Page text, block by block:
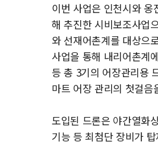
이번 사업은 인천시와 옹
해 추진한 시비보조사업
와 선재어촌계를 대상으
사업을 통해 내리어촌계
등 총 3기의 어장관리용
마트 어장 관리의 첫걸음
도입된 드론은 야간열화
기능 등 최첨단 장비가